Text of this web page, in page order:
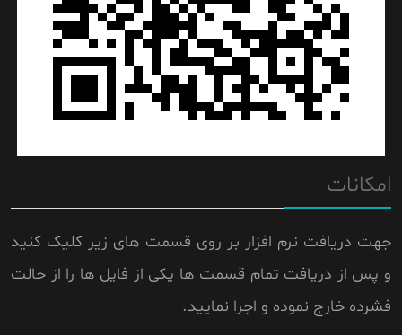
امکانات
جهت دریافت نرم افزار بر روی قسمت های زیر کلیک کنید
و پس از دریافت تمام قسمت ها یکی از فایل ها را از حالت
فشرده خارج نموده و اجرا نمایید.